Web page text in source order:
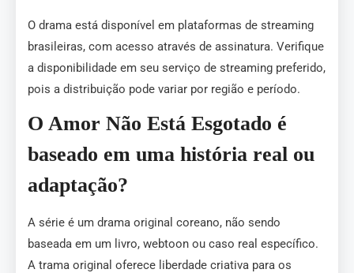
O drama está disponível em plataformas de streaming
brasileiras, com acesso através de assinatura. Verifique
a disponibilidade em seu serviço de streaming preferido,
pois a distribuição pode variar por região e período.
O Amor Não Está Esgotado é
baseado em uma história real ou
adaptação?
A série é um drama original coreano, não sendo
baseada em um livro, webtoon ou caso real específico.
A trama original oferece liberdade criativa para os